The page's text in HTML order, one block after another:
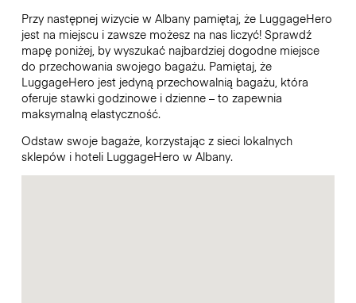
Przy następnej wizycie w Albany pamiętaj, że LuggageHero
jest na miejscu i zawsze możesz na nas liczyć! Sprawdź
mapę poniżej, by wyszukać najbardziej dogodne miejsce
do przechowania swojego bagażu. Pamiętaj, że
LuggageHero jest jedyną przechowalnią bagażu, która
oferuje stawki godzinowe i dzienne – to zapewnia
maksymalną elastyczność.
Odstaw swoje bagaże, korzystając z sieci lokalnych
sklepów i hoteli LuggageHero w Albany.